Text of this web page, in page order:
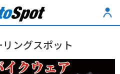
ングスポット